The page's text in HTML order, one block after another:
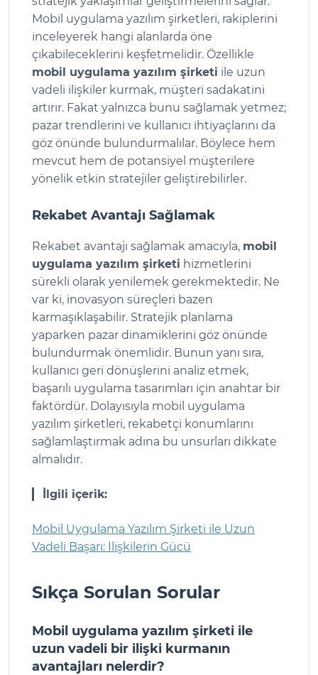
Mobil uygulama yazılım şirketleri, rakiplerini
inceleyerek hangi alanlarda öne
çıkabileceklerini keşfetmelidir. Özellikle
mobil uygulama yazılım şirketi ile uzun
vadeli ilişkiler kurmak, müşteri sadakatini
artırır. Fakat yalnızca bunu sağlamak yetmez;
pazar trendlerini ve kullanıcı ihtiyaçlarını da
göz önünde bulundurmalılar. Böylece hem
mevcut hem de potansiyel müşterilere
yönelik etkin stratejiler geliştirebilirler.
Rekabet Avantajı Sağlamak
Rekabet avantajı sağlamak amacıyla, mobil
uygulama yazılım şirketi hizmetlerini
sürekli olarak yenilemek gerekmektedir. Ne
var ki, inovasyon süreçleri bazen
karmaşıklaşabilir. Stratejik planlama
yaparken pazar dinamiklerini göz önünde
bulundurmak önemlidir. Bunun yanı sıra,
kullanıcı geri dönüşlerini analiz etmek,
başarılı uygulama tasarımları için anahtar bir
faktördür. Dolayısıyla mobil uygulama
yazılım şirketleri, rekabetçi konumlarını
sağlamlaştırmak adına bu unsurları dikkate
almalıdır.
İlgili içerik:
Mobil Uygulama Yazılım Şirketi ile Uzun
Vadeli Başarı: İlişkilerin Gücü
Sıkça Sorulan Sorular
Mobil uygulama yazılım şirketi ile
uzun vadeli bir ilişki kurmanın
avantajları nelerdir?